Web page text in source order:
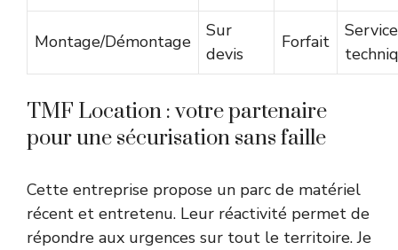
Montage/Démontage
Sur
devis
Forfait
Service
TMF Location : votre partenaire
pour une sécurisation sans faille
Cette entreprise propose un parc de matériel
récent et entretenu. Leur réactivité permet de
répondre aux urgences sur tout le territoire. Je